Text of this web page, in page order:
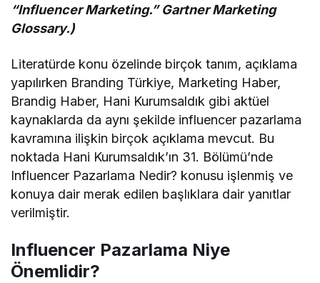
“Influencer Marketing.” Gartner Marketing
Glossary.)
Literatürde konu özelinde birçok tanım, açıklama
yapılırken Branding Türkiye, Marketing Haber,
Brandig Haber, Hani Kurumsaldık gibi aktüel
kaynaklarda da aynı şekilde influencer pazarlama
kavramına ilişkin birçok açıklama mevcut. Bu
noktada Hani Kurumsaldık’ın 31. Bölümü’nde
Influencer Pazarlama Nedir? konusu işlenmiş ve
konuya dair merak edilen başlıklara dair yanıtlar
verilmiştir.
Influencer Pazarlama Niye
Önemlidir?